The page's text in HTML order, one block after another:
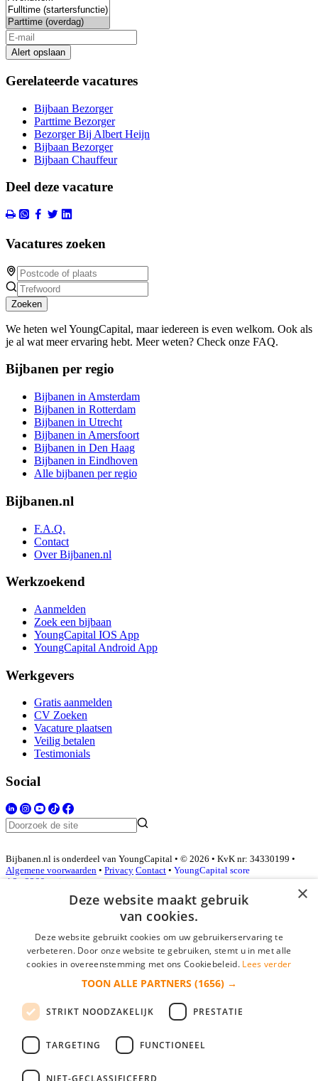
Alert opslaan
Gerelateerde vacatures
Bijbaan Bezorger
Parttime Bezorger
Bezorger Bij Albert Heijn
Bijbaan Bezorger
Bijbaan Chauffeur
Deel deze vacature
Vacatures zoeken
Zoeken
We heten wel YoungCapital, maar iedereen is even welkom. Ook als
je al wat meer ervaring hebt. Meer weten? Check onze FAQ.
Bijbanen per regio
Bijbanen in Amsterdam
Bijbanen in Rotterdam
Bijbanen in Utrecht
Bijbanen in Amersfoort
Bijbanen in Den Haag
Bijbanen in Eindhoven
Alle bijbanen per regio
Bijbanen.nl
F.A.Q.
Contact
Over Bijbanen.nl
Werkzoekend
Aanmelden
Zoek een bijbaan
YoungCapital IOS App
YoungCapital Android App
Werkgevers
Gratis aanmelden
CV Zoeken
Vacature plaatsen
Veilig betalen
Testimonials
Social
Bijbanen.nl is onderdeel van YoungCapital • © 2026 • KvK nr: 34330199 •
Algemene voorwaarden • Privacy Contact • YoungCapital score
4.3 - 3366 reviews
Inloggen als bedrijf
*
login gegevens onthouden
login
Bedrijf aanmelden
×
Deze website maakt gebruik
van cookies.
Deze website gebruikt cookies om uw gebruikerservaring te
verbeteren. Door onze website te gebruiken, stemt u in met alle
cookies in overeenstemming met ons Cookiebeleid. Lees verder
TOON ALLE PARTNERS (1656) →
STRIKT NOODZAKELIJK PRESTATIE
TARGETING FUNCTIONEEL
NIET-GECLASSIFICEERD